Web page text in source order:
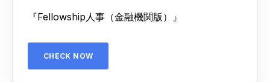
『Fellowship人事（金融機関版）』
CHECK NOW